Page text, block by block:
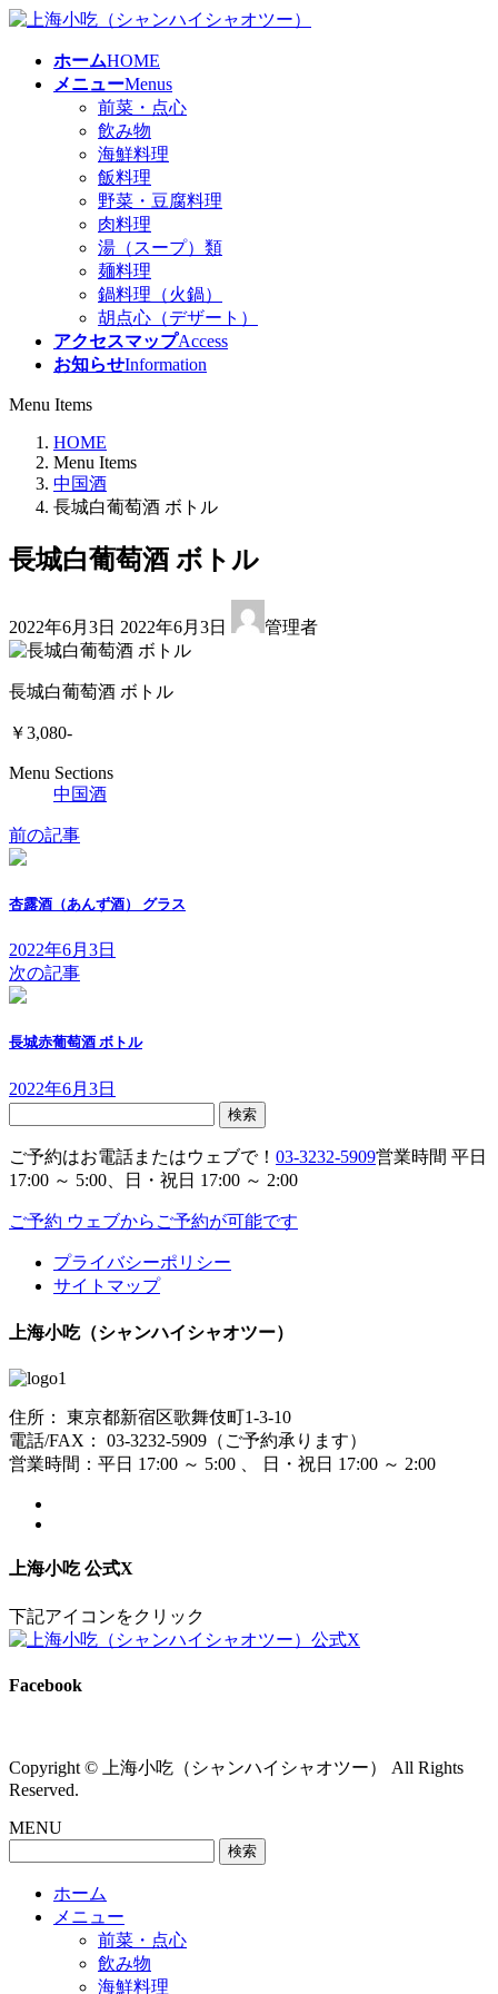
コ
ナ
ホームHOME
メニューMenus
前菜・点心
飲み物
海鮮料理
飯料理
野菜・豆腐料理
肉料理
湯（スープ）類
麺料理
鍋料理（火鍋）
胡点心（デザート）
アクセスマップAccess
お知らせInformation
Menu Items
HOME
Menu Items
中国酒
長城白葡萄酒 ボトル
長城白葡萄酒 ボトル
2022年6月3日 終
更
新
日
2022年6月3日 管理者
長城白葡萄酒 ボトル
￥3,080-
Menu Sections
中国酒
前の記事
杏露酒（あんず酒） グラス
2022年6月3日
次の記事
長城赤葡萄酒 ボトル
2022年6月3日
ご予約はお電話またはウェブで！ 03-3232-5909営業時間 平日
17:00 ～ 5:00、日・祝日 17:00 ～ 2:00
ご予約 ウェブからご予約が可能です
プライバシーポリシー
サイトマップ
上海小吃（シャンハイシャオツー）
住所： 東京都新宿区歌舞伎町1-3-10
電話/FAX： 03-3232-5909（ご予約承ります）
営業時間：平日 17:00 ～ 5:00 、 日・祝日 17:00 ～ 2:00
上海小吃 公式X
下記アイコンをクリック
Facebook
Copyright © 上海小吃（シャンハイシャオツー） All Rights
Reserved.
MENU
ホーム
メニュー
前菜・点心
飲み物
海鮮料理